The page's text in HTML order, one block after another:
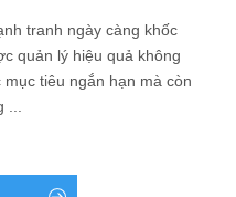
tranh ngày càng khốc
quản lý hiệu quả không
tiêu ngắn hạn mà còn